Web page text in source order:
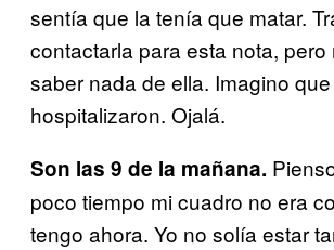
sentía que la tenía que matar.
contactarla para esta nota, pero
saber nada de ella. Imagino
hospitalizaron. Ojalá.
Son las 9 de la mañana.
poco tiempo mi cuadro no era
tengo ahora. Yo no solía estar